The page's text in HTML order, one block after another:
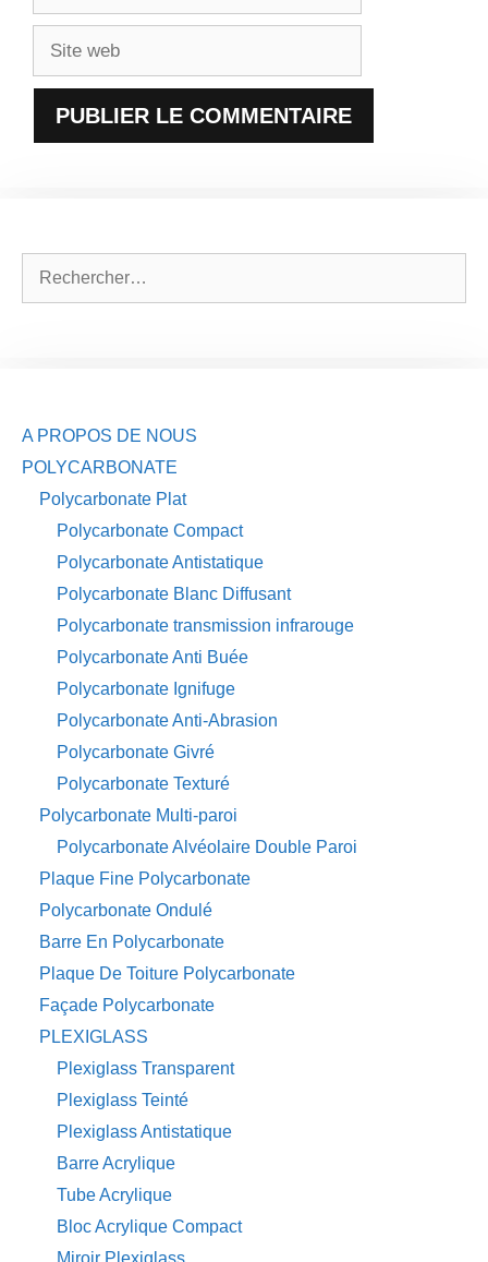
A PROPOS DE NOUS
POLYCARBONATE
Polycarbonate Plat
Polycarbonate Compact
Polycarbonate Antistatique
Polycarbonate Blanc Diffusant
Polycarbonate transmission infrarouge
Polycarbonate Anti Buée
Polycarbonate Ignifuge
Polycarbonate Anti-Abrasion
Polycarbonate Givré
Polycarbonate Texturé
Polycarbonate Multi-paroi
Polycarbonate Alvéolaire Double Paroi
Plaque Fine Polycarbonate
Polycarbonate Ondulé
Barre En Polycarbonate
Plaque De Toiture Polycarbonate
Façade Polycarbonate
PLEXIGLASS
Plexiglass Transparent
Plexiglass Teinté
Plexiglass Antistatique
Barre Acrylique
Tube Acrylique
Bloc Acrylique Compact
Miroir Plexiglass